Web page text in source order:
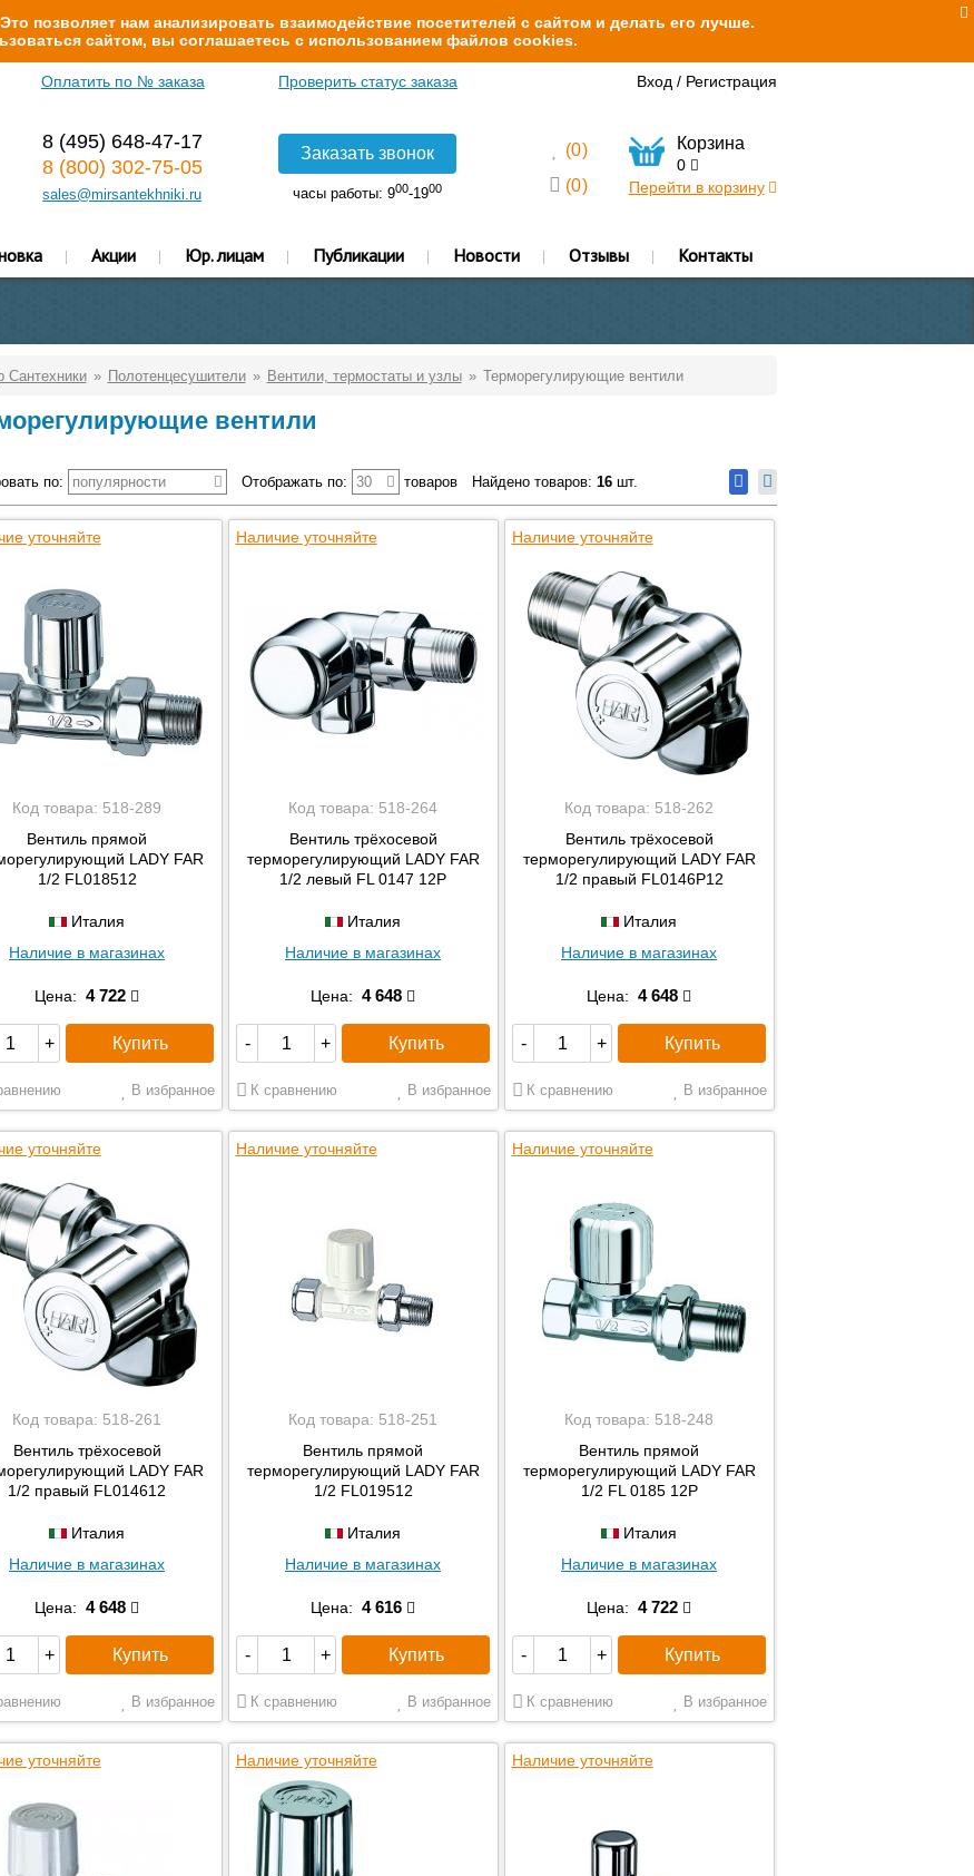
позволяет нам анализировать взаимодействие посетителей с сайтом и делать его лучше.
сайтом, вы соглашаетесь с использованием файлов cookies.
Оплатить по № заказа Проверить статус заказа Вход / Регистрация
8 (495) 648-47-17
8 (800) 302-75-05
sales@mirsantekhniki.ru
Заказать звонок
часы работы: 900-1900
(0)
(0)
Корзина
0
Перейти в корзину
Акции Юр. лицам Публикации Новости Отзывы Контакты
Сантехники Полотенцесушители Вентили, термостаты и узлы Терморегулирующие вентили
вентили
по: популярности Отображать по: 30 товаров Найдено товаров: 16шт.
уточняйте
Код товара: 518-289
Вентиль прямой
LADY FAR
1/2 FL018512
Италия
Наличие в магазинах
Цена: 4 722
+ Купить
В избранное
Наличие уточняйте
Код товара: 518-264
Вентиль трёхосевой
терморегулирующий LADY FAR
1/2 левый FL 0147 12P
Италия
Наличие в магазинах
Цена: 4 648
- + Купить
К сравнению В избранное
Наличие уточняйте
Код товара: 518-262
Вентиль трёхосевой
терморегулирующий LADY FAR
1/2 правый FL0146P12
Италия
Наличие в магазинах
Цена: 4 648
- + Купить
К сравнению В избранное
уточняйте
Код товара: 518-261
Вентиль трёхосевой
LADY FAR
1/2 правый FL014612
Италия
Наличие в магазинах
Цена: 4 648
+ Купить
В избранное
Наличие уточняйте
Код товара: 518-251
Вентиль прямой
терморегулирующий LADY FAR
1/2 FL019512
Италия
Наличие в магазинах
Цена: 4 616
- + Купить
К сравнению В избранное
Наличие уточняйте
Код товара: 518-248
Вентиль прямой
терморегулирующий LADY FAR
1/2 FL 0185 12P
Италия
Наличие в магазинах
Цена: 4 722
- + Купить
К сравнению В избранное
уточняйте Наличие уточняйте Наличие уточняйте